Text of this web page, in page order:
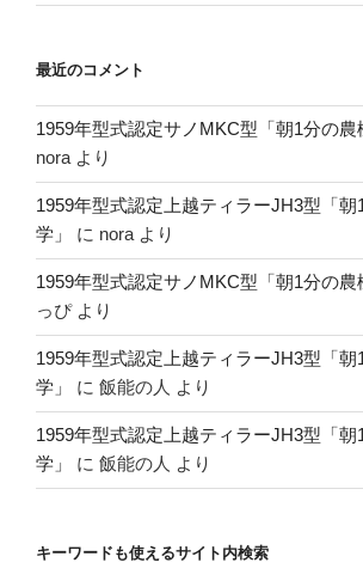
最近のコメント
1959年型式認定サノMKC型「朝1分の農
nora より
1959年型式認定上越ティラーJH3型「
学」
に nora より
1959年型式認定サノMKC型「朝1分の農
っぴより
1959年型式認定上越ティラーJH3型「
学」
に 飯能の人 より
1959年型式認定上越ティラーJH3型「
学」
に 飯能の人 より
キーワードも使えるサイト内検索